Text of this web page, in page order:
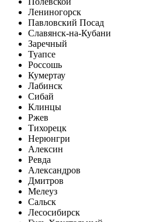
Лениногорск
Павловский Посад
Славянск-на-Кубани
Заречный
Туапсе
Россошь
Кумертау
Лабинск
Сибай
Клинцы
Ржев
Тихорецк
Нерюнгри
Алексин
Ревда
Александров
Дмитров
Мелеуз
Сальск
Лесосибирск